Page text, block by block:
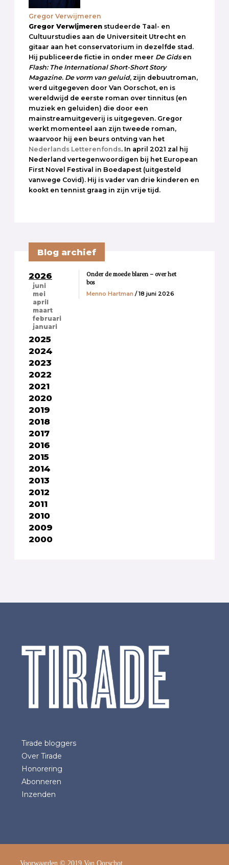
Gregor Verwijmeren
Gregor Verwijmeren studeerde Taal- en
Cultuurstudies aan de Universiteit Utrecht en
gitaar aan het conservatorium in dezelfde stad.
Hij publiceerde fictie in onder meer De Gidsen
Flash: The International Short-Short Story
Magazine. De vorm van geluid, zijn debuutroman,
werd uitgegeven door Van Oorschot, en is
wereldwijd de eerste roman over tinnitus (en
muziek en geluiden) die door een
mainstreamuitgeverij is uitgegeven. Gregor
werkt momenteel aan zijn tweede roman,
waarvoor hij een beurs ontving van het
Nederlands Letterenfonds. In april 2021 zal hij
Nederland vertegenwoordigen bij het European
First Novel Festival in Boedapest (uitgesteld
vanwege Covid). Hij is vader van drie kinderen en
kookt en tennist graag in zijn vrije tijd.
Blog archief
2026
juni
mei
april
maart
februari
januari
2025
2024
2023
2022
2021
2020
2019
2018
2017
2016
2015
2014
2013
2012
2011
2010
2009
2000
Onder de moede blaren – over het
bos
Menno Hartman / 18 juni 2026
Tirade bloggers
Over Tirade
Honorering
Abonneren
Inzenden
Voorwaarden © 2019 Van Oorschot